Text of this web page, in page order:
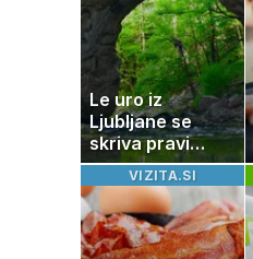
Le uro iz
Ljubljane se
skriva pravi
naravni čudež:
izlet, ki bo
navdušil otroke
VIZITA.SI